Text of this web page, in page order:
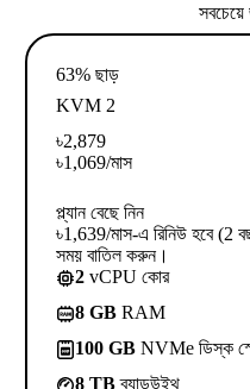
সবচেয়ে
63% ছাড়
KVM 2
৳2,879
৳1,069/মাস
প্ল্যান বেছে নিন
৳1,639/মাস-এ রিনিউ হবে (2
সময় বাতিল করুন।
2 vCPU কোর
8 GB RAM
100 GB NVMe ডিস্ক
8 TBব্যান্ডউইথ